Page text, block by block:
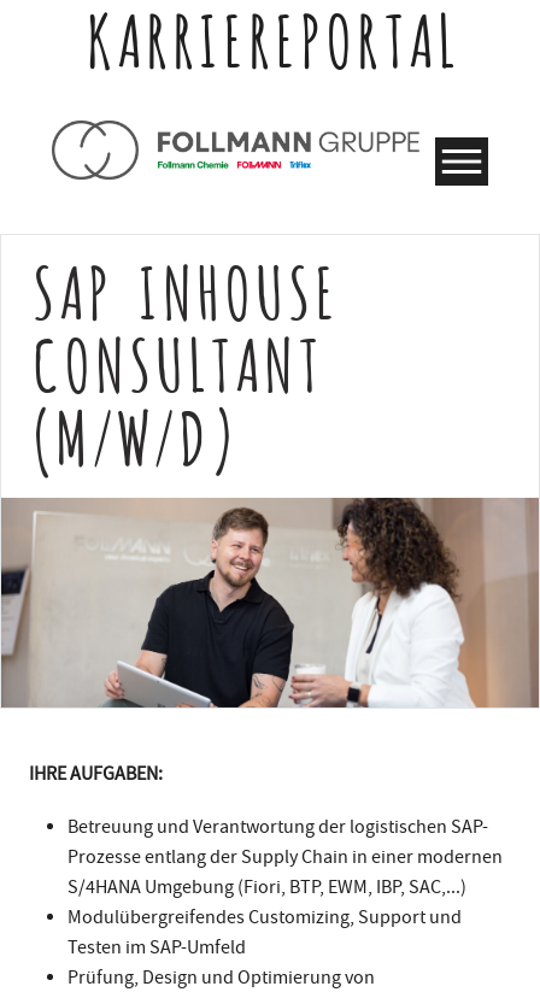
KARRIEREPORTAL
SAP INHOUSE
CONSULTANT
(M/W/D)
IHRE AUFGABEN:
Betreuung und Verantwortung der logistischen SAP-
Prozesse entlang der Supply Chain in einer modernen
S/4HANA Umgebung (Fiori, BTP, EWM, IBP, SAC,...)
Modulübergreifendes Customizing, Support und
Testen im SAP-Umfeld
Prüfung, Design und Optimierung von